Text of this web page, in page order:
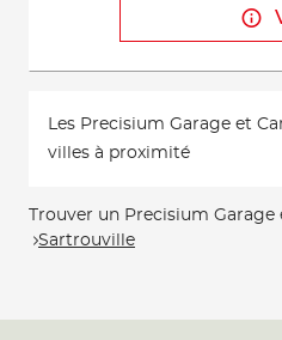
Les Precisium Garage et
villes à proximité
Trouver un Precisium Garage
Sartrouville